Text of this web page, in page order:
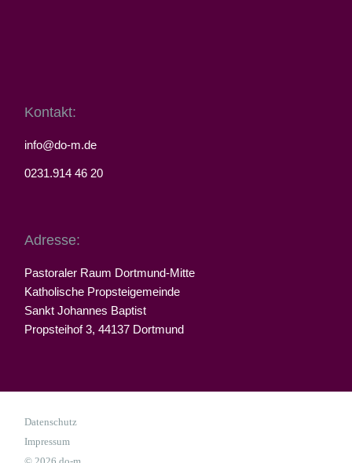
Kontakt:
info@do-m.de
0231.914 46 20
Adresse:
Pastoraler Raum Dortmund-Mitte
Katholische Propsteigemeinde
Sankt Johannes Baptist
Propsteihof 3, 44137 Dortmund
Datenschutz
Impressum